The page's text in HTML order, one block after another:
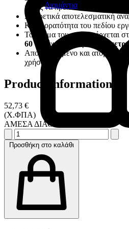
Διαμάντια
χωρίς να πρέπει να καμφθεί το
Εξαιρετικά αποτελεσματική
Καλή ορατότητα του πεδίου
Το τμήμα του που εισέρχεται
60και έχει εσωτερική
Αποστειρωμένο και ατομικά
χρήση
Product information
52,73 €
(Χ.ΦΠΑ)
ΑΜΕΣΑ ΔΙΑΘΕΣΙΜΟ
Προσθήκη στο καλάθι